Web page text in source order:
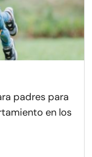
padres para
en los